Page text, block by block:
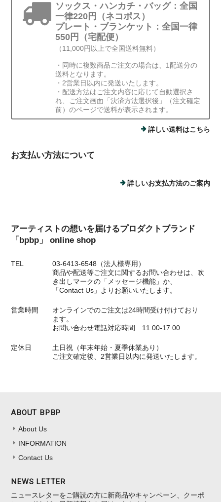
ソックス・ハンカチ・バッグ：全国
一律220円（ネコポス）
プレート・ブランケット：全国一律
550円（宅配便）
（11,000円以上で全国送料無料）
・同時に複数商品ご注文の場合は、1配送分の
送料となります。
・2営業日以内に発送いたします。
・配送方法はご注文内容に応じて自動選択さ
れ、ご注文画面「決済方法選択後」（注文確定
前）のページで送料が表示されます。
詳しい送料はこちら
お支払い方法について
詳しいお支払方法のご案内
アーティストの想いを届けるプロダクトブランド
「bpbp」 online shop
TEL
03-6413-6548（法人様専用）
商品や配送等ご注文に関するお問い合わせは、吹
き出しマークの「メッセージ機能」か、
「Contact Us」よりお願いいたします。
営業時間
オンラインでのご注文は24時間受け付けており
ます。
お問い合わせ電話対応時間 11:00-17:00
定休日
土日祝（年末年始・夏季休業あり）
ご注文確定後、2営業日以内に発送いたします。
ABOUT BPBP
About Us
INFORMATION
Contact Us
NEWS LETTER
ニュースレターをご購読の方に新商品やキャンペーン、クーポ